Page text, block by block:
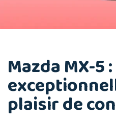
Mazda MX-5
plaisir de